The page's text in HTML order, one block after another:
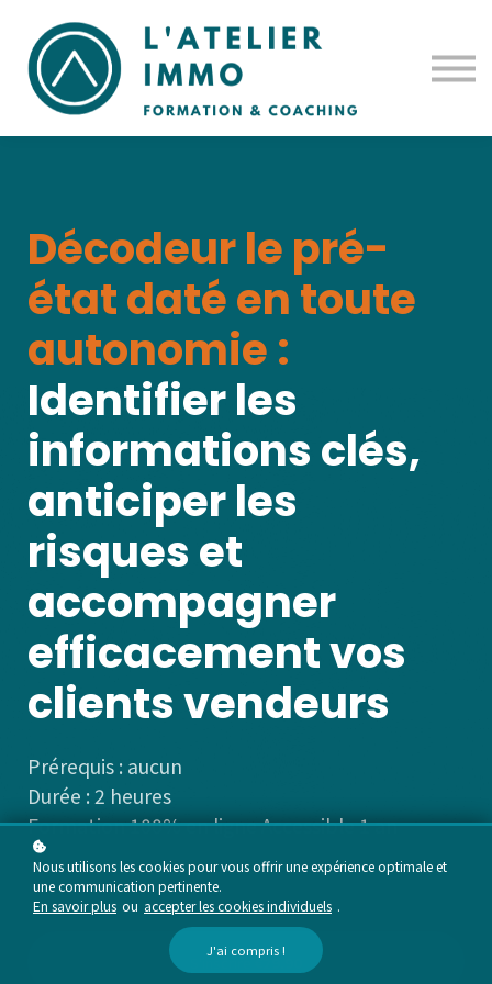
Prise en charge
Contact
Se connecter
Décodeur le pré-
état daté en toute
autonomie :
Identifier les
informations clés,
anticiper les
risques et
accompagner
efficacement vos
clients vendeurs
Prérequis : aucun
Durée : 2 heures
Formation 100% en ligneAccessible 1 an
S'inscrire€29.90
Nous utilisons les cookies pour vous offrir une expérience optimale et
une communication pertinente.
En savoir plus ou accepter les cookies individuels .
J'ai compris !